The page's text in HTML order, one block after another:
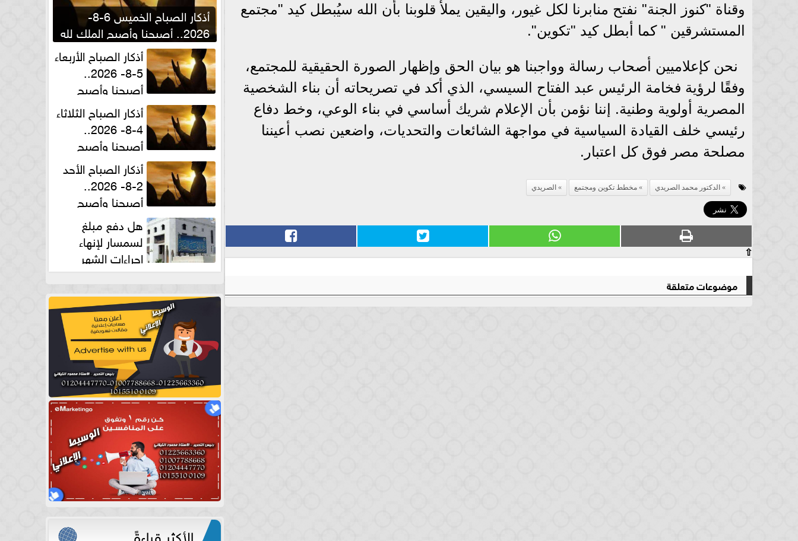
وقناة "كنوز الجنة" نفتح منابرنا لكل غيور، واليقين يملأ قلوبنا بأن الله سيُبطل كيد "مجتمع
المستشرقين " كما أبطل كيد "تكوين".
نحن كإعلاميين أصحاب رسالة وواجبنا هو بيان الحق وإظهار الصورة الحقيقية للمجتمع،
وفقًا لرؤية فخامة الرئيس عبد الفتاح السيسي، الذي أكد في تصريحاته أن بناء الشخصية
المصرية أولوية وطنية. إننا نؤمن بأن الإعلام شريك أساسي في بناء الوعي، وخط دفاع
رئيسي خلف القيادة السياسية في مواجهة الشائعات والتحديات، واضعين نصب أعيننا
مصلحة مصر فوق كل اعتبار.
الدكتور محمد الصريدي مخطط تكوين ومجتمع الصريدي
⇧
موضوعات متعلقة
أذكار الصباح الخميس 6-8-
2026.. أصبحنا وأصبح الملك لله
والحمد لله
أذكار الصباح الأربعاء
5-8- 2026..
أصبحنا وأصبح
الملك لله والحمد للهأذكار الصباح الثلاثاء
4-8- 2026..
أصبحنا وأصبح
الملك لله والحمد للهأذكار الصباح الأحد
2-8- 2026..
أصبحنا وأصبح
الملك لله والحمد للههل دفع مبلغ
لسمسار لإنهاء
إجراءات الشهر
العقارى حلال؟.. أمين الفتوى يجيب
الأكثر قراءةً